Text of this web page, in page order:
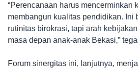
“Perencanaan harus mencerminkan
membangun kualitas pendidikan. Ini
rutinitas birokrasi, tapi arah
masa depan anak-anak Bekasi,”
Forum sinergitas ini, lanjutnya,